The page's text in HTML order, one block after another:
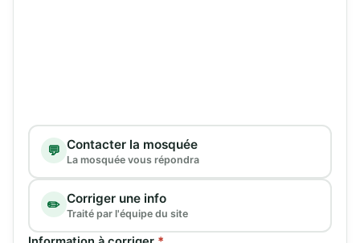
Type de demande
💬 Contacter la mosquée
La mosquée vous répondra
✏️ Corriger une info
Traité par l'équipe du site